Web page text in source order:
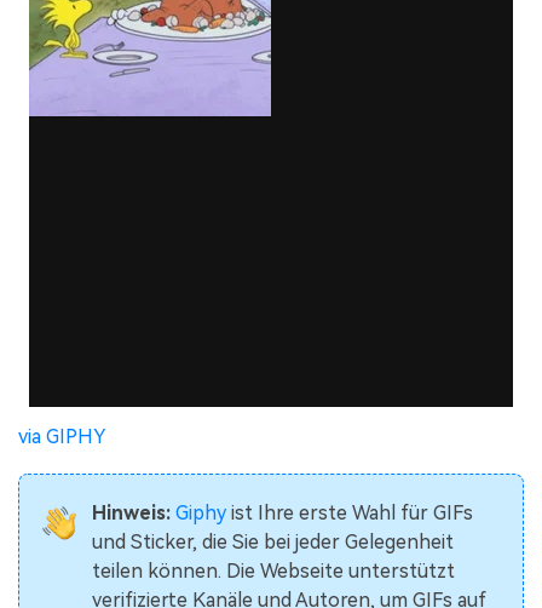
via GIPHY
Hinweis: Giphyist Ihre erste Wahl für GIFs
und Sticker, die Sie bei jeder Gelegenheit
teilen können. Die Webseite unterstützt
verifizierte Kanäle und Autoren, um GIFs auf